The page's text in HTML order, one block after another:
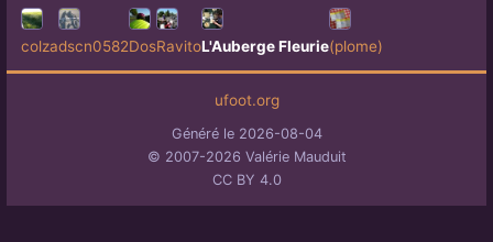
colzadscn0582DosRavitoL'Auberge Fleurie(plome)
ufoot.org
Généré le 2026-08-04
© 2007-2026 Valérie Mauduit
CC BY 4.0